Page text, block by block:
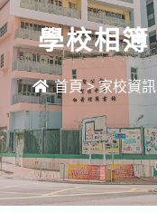
學校相簿
首頁>家校資訊